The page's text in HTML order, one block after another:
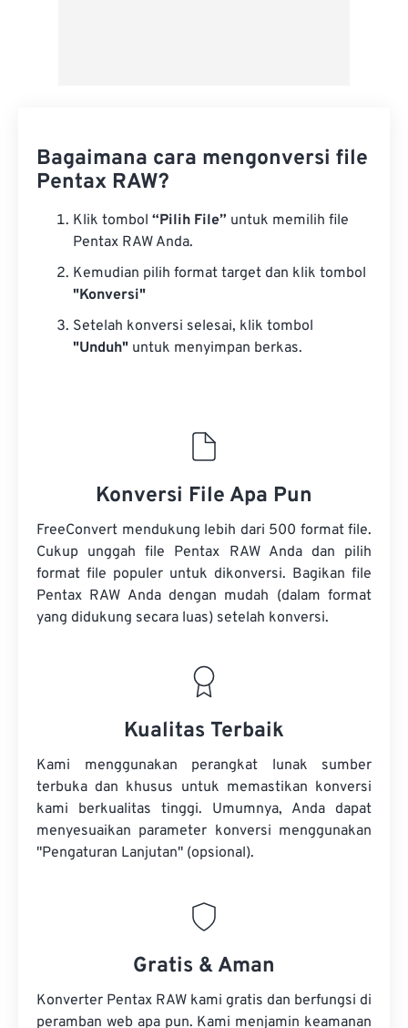
Bagaimana cara mengonversi file
Pentax RAW?
Klik tombol “Pilih File” untuk memilih file
Pentax RAW Anda.
Kemudian pilih format target dan klik tombol
"Konversi"
Setelah konversi selesai, klik tombol
"Unduh" untuk menyimpan berkas.
Konversi File Apa Pun
FreeConvert mendukung lebih dari 500 format file.
Cukup unggah file Pentax RAW Anda dan pilih
format file populer untuk dikonversi. Bagikan file
Pentax RAW Anda dengan mudah (dalam format
yang didukung secara luas) setelah konversi.
Kualitas Terbaik
Kami menggunakan perangkat lunak sumber
terbuka dan khusus untuk memastikan konversi
kami berkualitas tinggi. Umumnya, Anda dapat
menyesuaikan parameter konversi menggunakan
"Pengaturan Lanjutan" (opsional).
Gratis & Aman
Konverter Pentax RAW kami gratis dan berfungsi di
peramban web apa pun. Kami menjamin keamanan